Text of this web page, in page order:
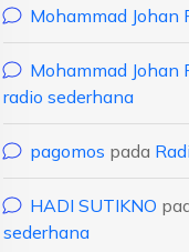
Mohammad Johan
Mohammad Johan
radio sederhana
pagomos pada
HADI SUTIKNO
sederhana